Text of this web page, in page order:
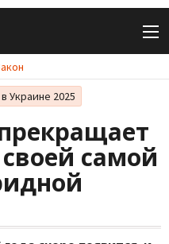
2025
самой